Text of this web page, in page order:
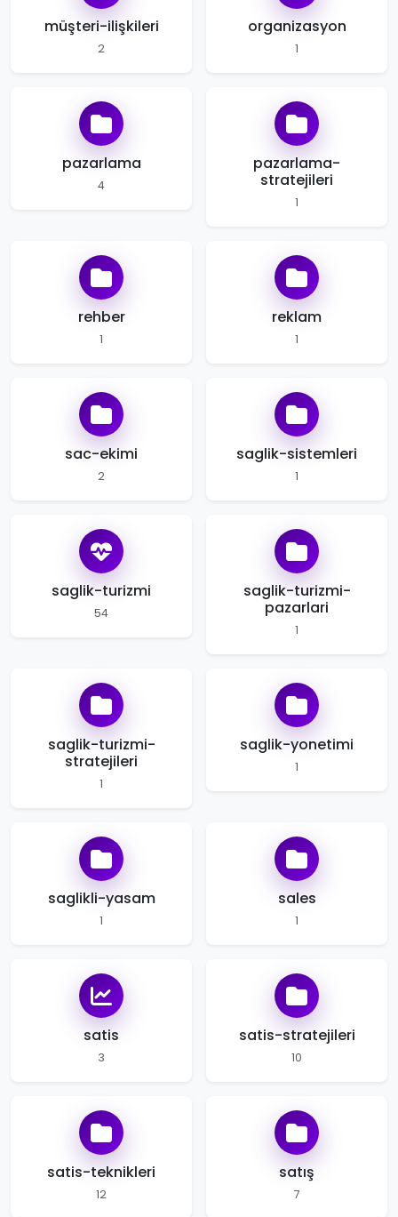
müşteri-ilişkileri
2
organizasyon
1
pazarlama
4
pazarlama-
stratejileri
1
rehber
1
reklam
1
sac-ekimi
2
saglik-sistemleri
1
saglik-turizmi
54
saglik-turizmi-
pazarlari
1
saglik-turizmi-
stratejileri
1
saglik-yonetimi
1
saglikli-yasam
1
sales
1
satis
3
satis-stratejileri
10
satis-teknikleri
12
satış
7